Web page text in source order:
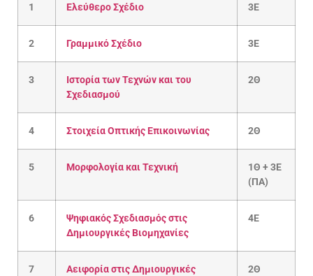
1 Ελεύθερο Σχέδιο 3Ε
2 Γραμμικό Σχέδιο 3Ε
3
Ιστορία των Τεχνών και του
Σχεδιασμού
2Θ
4 Στοιχεία Οπτικής Επικοινωνίας 2Θ
5 Μορφολογία και Τεχνική
1Θ + 3Ε
(ΠΑ)
6
Ψηφιακός Σχεδιασμός στις
Δημιουργικές Βιομηχανίες
4Ε
7
Αειφορία στις Δημιουργικές
2Θ